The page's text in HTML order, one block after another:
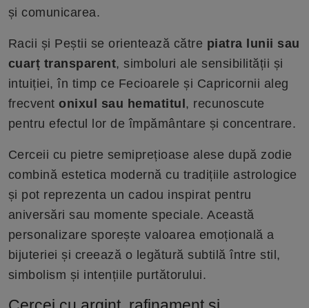
și comunicarea.
Racii și Peștii se orientează către piatra lunii sau
cuarț transparent, simboluri ale sensibilității și
intuiției, în timp ce Fecioarele și Capricornii aleg
frecventonixul sau hematitul , recunoscute
pentru efectul lor de împământare și concentrare.
Cerceii cu pietre semiprețioase alese după zodie
combină estetica modernă cu tradițiile astrologice
și pot reprezenta un cadou inspirat pentru
aniversări sau momente speciale. Această
personalizare sporește valoarea emoțională a
bijuteriei și creează o legătură subtilă între stil,
simbolism și intențiile purtătorului.